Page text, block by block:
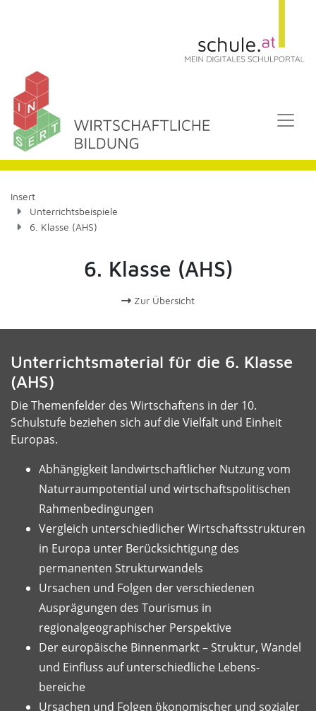
Insert
Unterrichtsbeispiele
6. Klasse (AHS)
6. Klasse (AHS)
Zur Übersicht
Unterrichtsmaterial für die 6. Klasse
(AHS)
Die Themenfelder des Wirtschaftens in der 10.
Schulstufe beziehen sich auf die Vielfalt und Einheit
Europas.
Abhängigkeit landwirtschaftlicher Nutzung vom
Naturraumpotential und wirtschaftspolitischen
Rahmenbedingungen
Vergleich unterschiedlicher Wirtschaftsstrukturen
in Europa unter Berücksichtigung des
permanenten Strukturwandels
Ursachen und Folgen der verschiedenen
Ausprägungen des Tourismus in
regionalgeographischer Perspektive
Der europäische Binnenmarkt – Struktur, Wandel
und Einfluss auf unterschiedliche Lebens-
bereiche
Ursachen und Folgen ökonomischer und sozialer